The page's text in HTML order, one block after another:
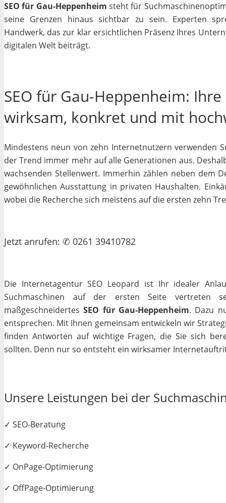
SEO für Gau-Heppenheim steht für
seine Grenzen hinaus sichtbar zu sein. Experten
Handwerk, das zur klar ersichtlichen Präsenz Ihres
digitalen Welt beiträgt.
SEO für Gau-Heppenheim:
wirksam, konkret und mit
Mindestens neun von zehn Internetnutzern verwenden
der Trend immer mehr auf alle Generationen aus.
wachsenden Stellenwert. Immerhin zählen neben dem
gewöhnlichen Ausstattung in privaten Haushalten.
wobei die Recherche sich meistens auf die ersten zehn
Jetzt anrufen: ✆ 0261 39410782
Die Internetagentur SEO Leopard ist Ihr idealer
Suchmaschinen auf der ersten Seite vertreten
maßgeschneidertesSEO für Gau-Heppenheim. Dazu
entsprechen. Mit Ihnen gemeinsam entwickeln wir
finden Antworten auf wichtige Fragen, die Sie sich
sollten. Denn nur so entsteht ein wirksamer
Unsere Leistungen bei der
✓ SEO-Beratung
✓ Keyword-Recherche
✓ OnPage-Optimierung
✓ OffPage-Optimierung